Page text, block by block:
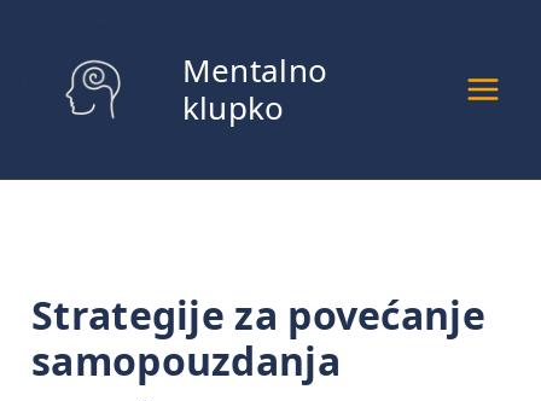
sadržaj
Mentalno
klupko
Strategije za povećanje
samopouzdanja